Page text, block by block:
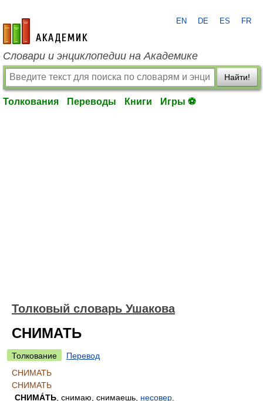
academic.ru
EN DE ES FR
Словари и энциклопедии на Академике
Найти!
Толкования Переводы Книги Игры ⚽
Толковый словарь Ушакова
СНИМАТЬ
Толкование
Перевод
СНИМАТЬ
СНИМАТЬ
СНИМА́ТЬ , снимаю, снимаешь, несовер.